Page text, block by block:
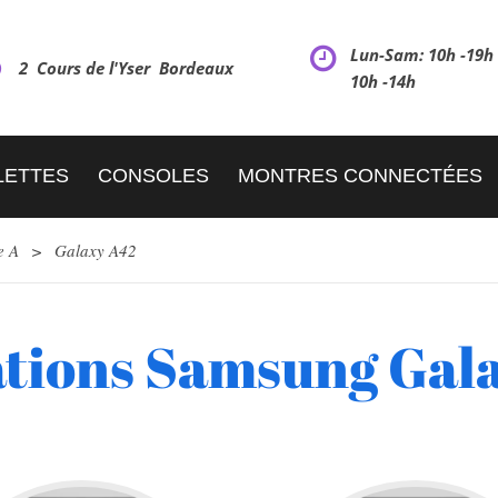
2 Cours de l'Yser Bordeaux
Lun-Sam: 10h -
10h -14h
CONSOLES MONTRES CONNECTÉES
A > Galaxy A42
Samsung